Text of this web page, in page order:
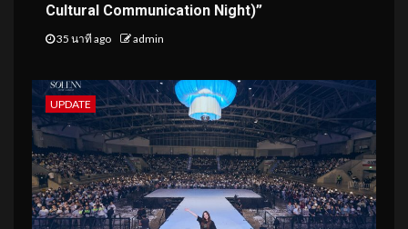
Cultural Communication Night)”
35 นาที ago admin
UPDATE